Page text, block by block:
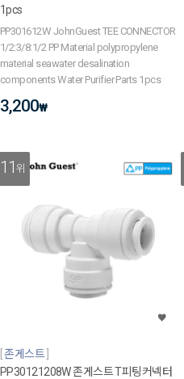
1pcs
PP301612W JohnGuest TEE CONNECTOR
1/2:3/8:1/2 PP Material polypropylene
material seawater desalination
components Water Purifier Parts 1pcs
3,200₩
11위
존게스트
PP30121208W 존게스트 T피팅커넥터